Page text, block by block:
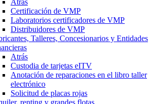
Atrás
Certificación de VMP
Laboratorios certificadores de VMP
Distribuidores de VMP
Talleres, Concesionarios y Entidades
Atrás
Custodia de tarjetas eITV
Anotación de reparaciones en el libro taller
electrónico
Solicitud de placas rojas